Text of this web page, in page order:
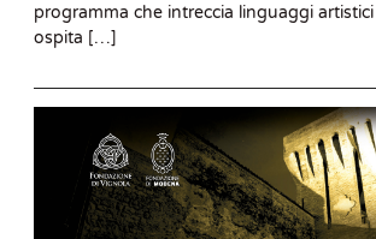
programma che intreccia linguaggi
ospita […]